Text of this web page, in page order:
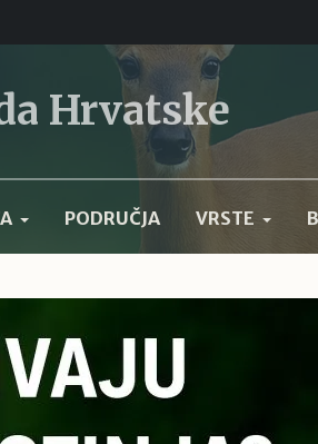
Hrvatske
PODRUČJA VRSTE